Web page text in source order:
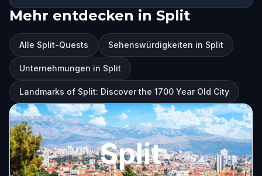
Mehr entdecken in Split
Alle Split-Quests Sehenswürdigkeiten in Split
Unternehmungen in Split
Landmarks of Split: Discover the 1700 Year Old City
Split